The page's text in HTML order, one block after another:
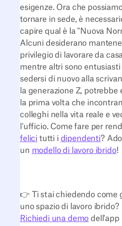
esigenze. Ora che
tornare in sede, è
capire qual è la "Nuova
Alcuni desiderano
privilegio di lavorare da
mentre altri sono entusiasti
sedersi di nuovo alla
la generazione Z, potrebbe
la prima volta che
colleghi nella vita reale e
l'ufficio. Come fare per
felici tutti i dipendenti?
un modello di lavoro ibrido!
👉 Ti stai chiedendo come
uno spazio di lavoro ibrido?
Richiedi una demo dell'app